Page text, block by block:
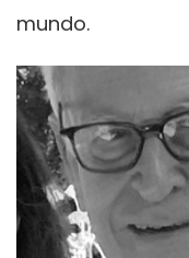
mundo.